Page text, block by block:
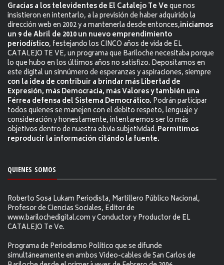
Gracias a los televidentes de El Catalejo Te Veque nos
insistieron en intentarlo, a la previsión de haber adquirido la
dirección web en 2002 y a mantenerla desde entonces,iniciamos
un 9 de Abril de 2010 un nuevo emprendimiento
periodístico, festejando los CINCO años de vida de EL
CATALEJO TE VE, un programa que Bariloche necesitaba porque
lo que hubo en los últimos años no satisfizo. Depositamos en
este digital un sinnúmero de esperanzas y aspiraciones, siempre
con la idea de contribuir a brindar más Libertad de
Expresión, más Democracia, más Valores y también una
Férrea defensa del Sistema Democrático. Podrán participar
todos quienes se manejen con el debito respeto, lenguaje y
consideración y honestamente, intentaremos ser lo más
objetivos dentro de nuestra obvia subjetividad. Permitimos
reproducir la información citándo la fuente.
QUIENES SOMOS
Roberto Sosa Lukam Periodista, Martillero Público Nacional,
Profesor de Ciencias Sociales, Editor de
www.barilochedigital.com y Conductor y Productor de EL
CATALEJO Te Ve.
Programa de Periodismo Político que se difunde
simultáneamente en ambos Video-cables de San Carlos de